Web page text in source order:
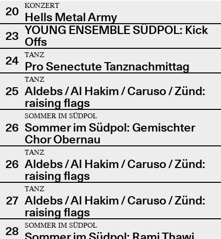
20
KONZERT
Hells Metal Army
23 YOUNG ENSEMBLE SÜDPOL: Kick
Offs
24
TANZ
Pro Senectute Tanznachmittag
25
TANZ
Aldebs / Al Hakim / Caruso / Zünd:
raising flags
26
SOMMER IM SÜDPOL
Sommer im Südpol: Gemischter
Chor Obernau
26
TANZ
Aldebs / Al Hakim / Caruso / Zünd:
raising flags
27
TANZ
Aldebs / Al Hakim / Caruso / Zünd:
raising flags
28
SOMMER IM SÜDPOL